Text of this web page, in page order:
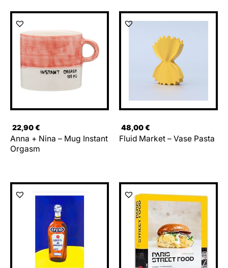
22,90€
Anna + Nina – Mug Instant
Orgasm
48,00€
Fluid Market – Vase Pasta